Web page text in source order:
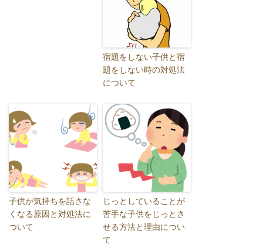
宿題をしない子供と宿
題をしない時の対処法
について
子供が気持ちを話さな
くなる原因と対処法に
ついて
じっとしていることが
苦手な子供をじっとさ
せる方法と理由につい
て